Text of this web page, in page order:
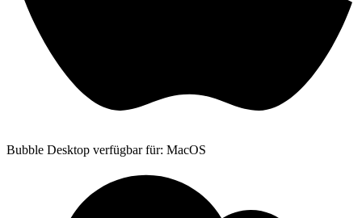
Bubble Desktop verfügbar für: MacOS